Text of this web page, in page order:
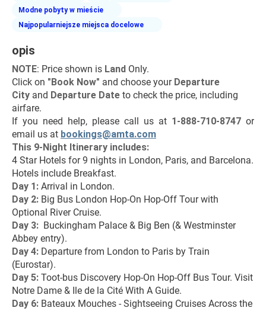
Modne pobyty w mieście
Najpopularniejsze miejsca docelowe
opis
NOTE: Price shown is Land Only.
Click on "Book Now" and choose your Departure
City and Departure Date to check the price, including
airfare.
If you need help, please call us at 1-888-710-8747 or
email us at bookings@amta.com
This 9-Night Itinerary includes:
4 Star Hotels for 9 nights in London, Paris, and Barcelona.
Hotels include Breakfast.
Day 1: Arrival in London.
Day 2: Big Bus London Hop-On Hop-Off Tour with
Optional River Cruise.
Day 3: Buckingham Palace & Big Ben (& Westminster
Abbey entry).
Day 4: Departure from London to Paris by Train
(Eurostar).
Day 5: Toot-bus Discovery Hop-On Hop-Off Bus Tour. Visit
Notre Dame & Ile de la Cité With A Guide.
Day 6: Bateaux Mouches - Sightseeing Cruises Across the